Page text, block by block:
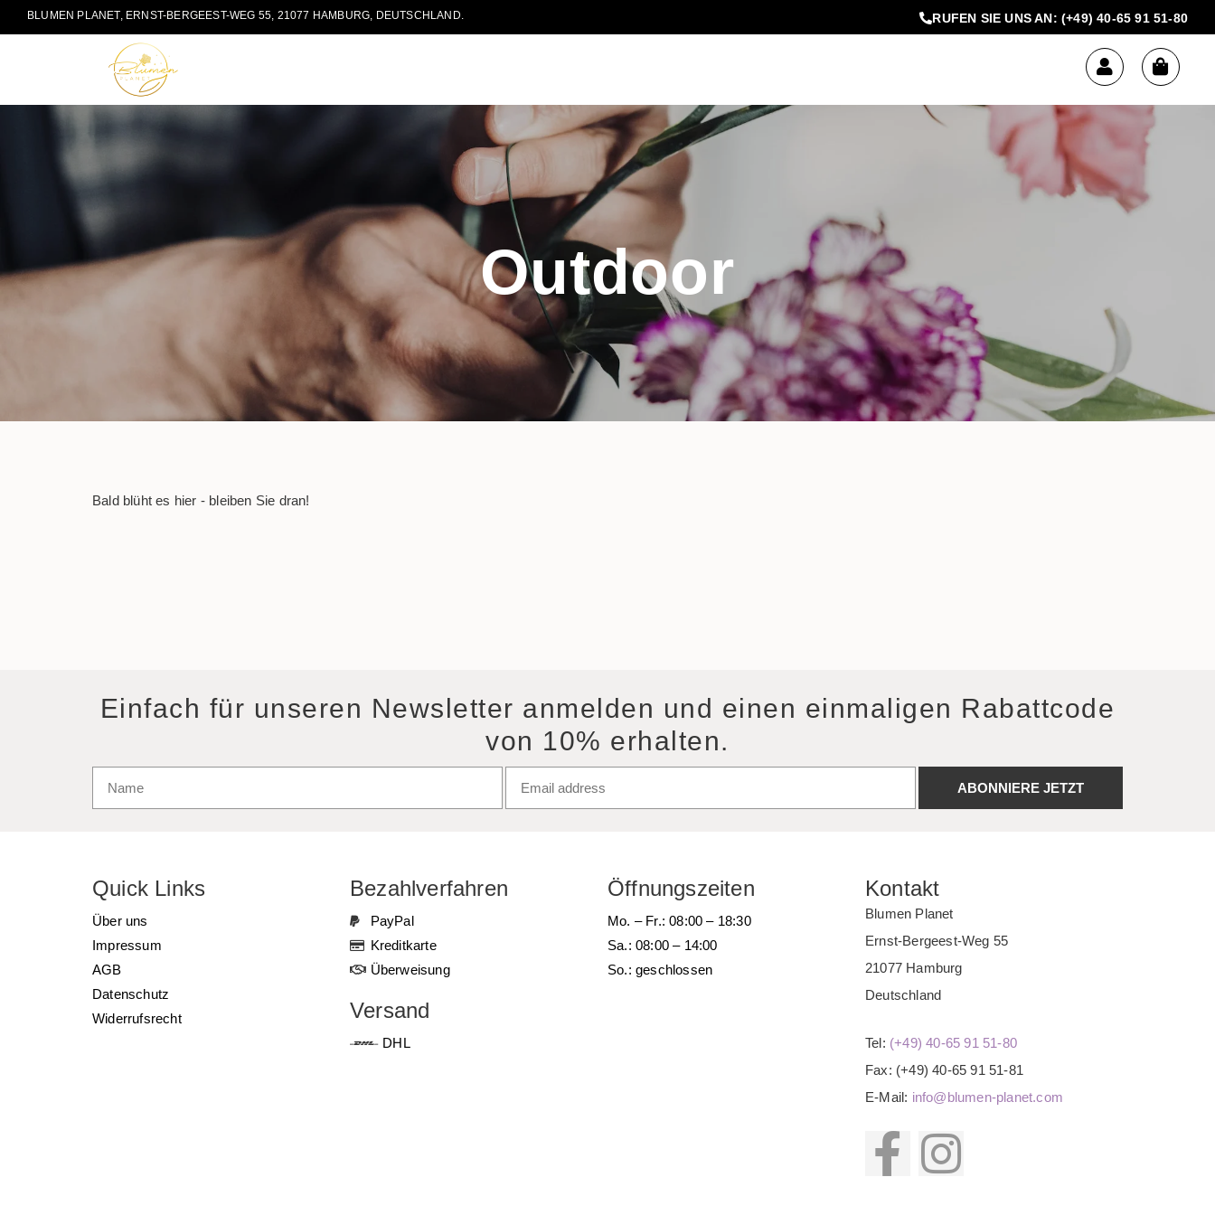
BLUMEN PLANET, ERNST-BERGEEST-WEG 55, 21077 HAMBURG, DEUTSCHLAND. RUFEN SIE UNS AN: (+49) 40-65 91 51-80
Outdoor
Bald blüht es hier - bleiben Sie dran!
Einfach für unseren Newsletter anmelden und einen einmaligen Rabattcode
von 10% erhalten.
ABONNIERE JETZT
Quick Links
Über uns
Impressum
AGB
Datenschutz
Widerrufsrecht
Bezahlverfahren
PayPal
Kreditkarte
Überweisung
Versand
DHL
Öffnungszeiten
Mo. – Fr.: 08:00 – 18:30
Sa.: 08:00 – 14:00
So.: geschlossen
Kontakt
Blumen Planet
Ernst-Bergeest-Weg 55
21077 Hamburg
Deutschland
Tel: (+49) 40-65 91 51-80
Fax: (+49) 40-65 91 51-81
E-Mail: info@blumen-planet.com